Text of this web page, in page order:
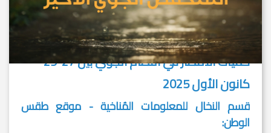
كميات الأمطار في النظام الجوي بين 27-29
كانون الأول 2025
قسم النخال للمعلومات المُناخية - موقع طقس
الوطن: